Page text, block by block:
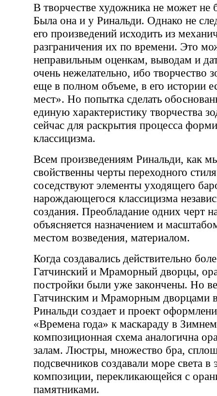
В творчестве художника не может не
Была она и у Ринальди. Однако не
его произведений исходить из
разграничения их по времени. Это
неправильным оценкам, выводам и
очень нежелательно, ибо творчество
еще в полном объеме, в его истории
мест». Но попытка сделать
единую характеристику творчества
сейчас для раскрытия процесса
классицизма.
Всем произведениям Ринальди, как
свойственны черты переходного
соседствуют элементы уходящего
нарождающегося классицизма
создания. Преобладание одних черт
объясняется назначением и
местом возведения, материалом.
Когда создавались действительно
Гатчинский и Мраморный дворцы,
постройки были уже закончены. Но
Гатчинским и Мраморным дворцами
Ринальди создает и проект
«Времена года» к маскараду в
композиционная схема аналогична
залам. Люстры, множество бра,
подсвечников создавали море света в
композиции, перекликающейся с
памятниками.